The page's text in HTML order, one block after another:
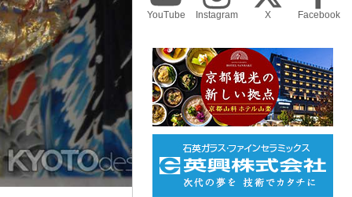
YouTube Instagram X Facebook